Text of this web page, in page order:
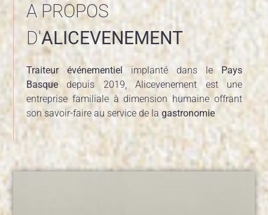
A PROPOS
D'ALICEVENEMENT
Traiteur événementiel implanté dans le Pays
Basquedepuis 2019, Alicevenement est une
entreprise familiale à dimension humaine offrant
son savoir-faire au service de la gastronomie